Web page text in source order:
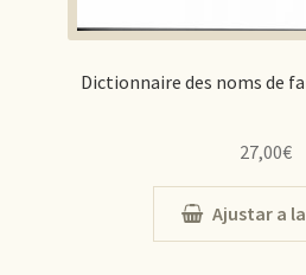
Dictionnaire des noms de
27,00€
Ajustar a